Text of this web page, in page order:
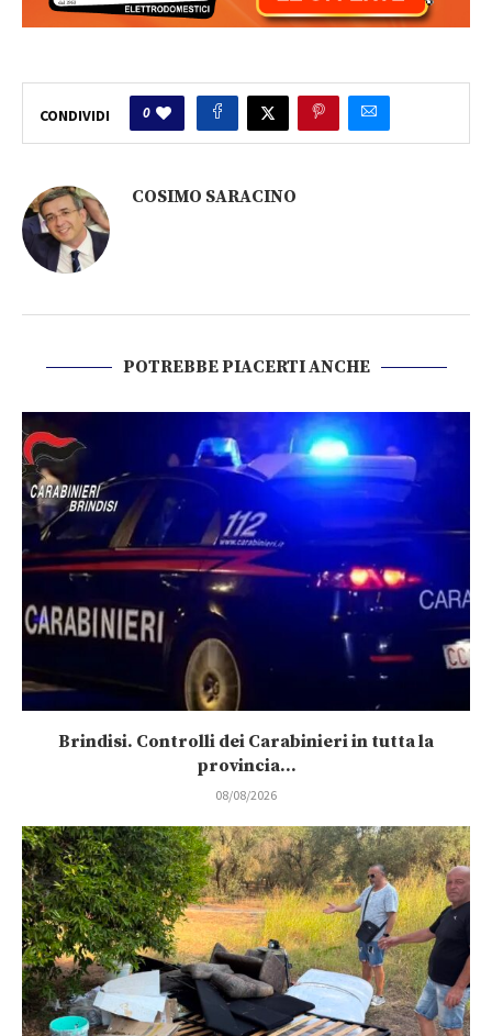
CONDIVIDI 0
COSIMO SARACINO
POTREBBE PIACERTI ANCHE
Brindisi. Controlli dei Carabinieri in tutta la
provincia...
08/08/2026